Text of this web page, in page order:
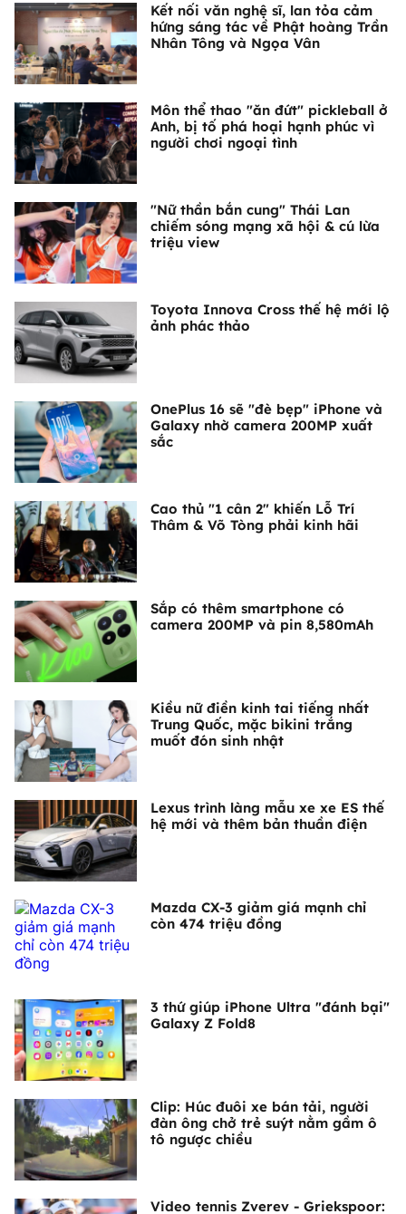
Kết nối văn nghệ sĩ, lan tỏa cảm
hứng sáng tác về Phật hoàng Trần
Nhân Tông và Ngọa Vân
Môn thể thao "ăn đứt" pickleball ở
Anh, bị tố phá hoại hạnh phúc vì
người chơi ngoại tình
"Nữ thần bắn cung" Thái Lan
chiếm sóng mạng xã hội & cú lừa
triệu view
Toyota Innova Cross thế hệ mới lộ
ảnh phác thảo
OnePlus 16 sẽ "đè bẹp" iPhone và
Galaxy nhờ camera 200MP xuất
sắc
Cao thủ "1 cân 2" khiến Lỗ Trí
Thâm & Võ Tòng phải kinh hãi
Sắp có thêm smartphone có
camera 200MP và pin 8,580mAh
Kiều nữ điền kinh tai tiếng nhất
Trung Quốc, mặc bikini trắng
muốt đón sinh nhật
Lexus trình làng mẫu xe xe ES thế
hệ mới và thêm bản thuần điện
Mazda CX-3 giảm giá mạnh chỉ
còn 474 triệu đồng
3 thứ giúp iPhone Ultra "đánh bại"
Galaxy Z Fold8
Clip: Húc đuôi xe bán tải, người
đàn ông chở trẻ suýt nằm gầm ô
tô ngược chiều
Video tennis Zverev - Griekspoor: